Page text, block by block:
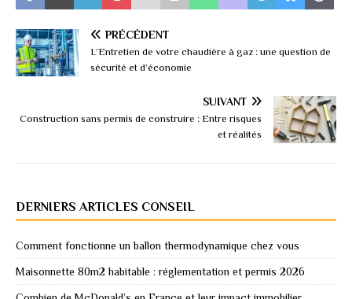
PRÉCÉDENT
L’Entretien de votre chaudière à gaz : une question de
sécurité et d’économie
SUIVANT
Construction sans permis de construire : Entre risques
et réalités
DERNIERS ARTICLES CONSEIL
Comment fonctionne un ballon thermodynamique chez vous
Maisonnette 80m2 habitable : réglementation et permis 2026